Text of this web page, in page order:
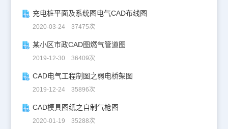
充电桩平面及系统图电气CAD布线图
2020-03-24 37475次
某小区市政CAD图燃气管道图
2019-12-30 36409次
CAD电气工程制图之弱电桥架图
2019-12-24 35896次
CAD模具图纸之自制气枪图
2020-01-19 35288次